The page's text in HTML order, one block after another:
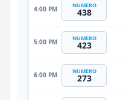
4:00 PM NUMERO
438
5:00 PM NUMERO
423
6:00 PM NUMERO
273